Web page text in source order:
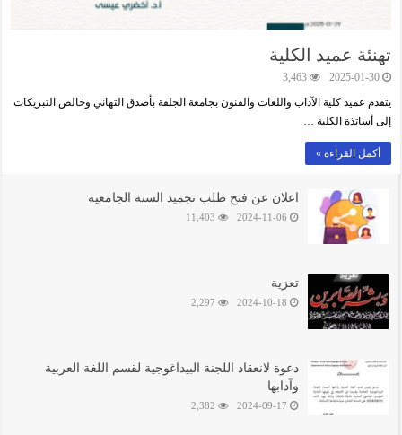
تهنئة عميد الكلية
2025-01-30
3,463
يتقدم عميد كلية الآداب واللغات والفنون بجامعة الجلفة بأصدق التهاني وخالص التبريكات
إلى أساتذة الكلية …
أكمل القراءة »
اعلان عن فتح طلب تجميد السنة الجامعية
2024-11-06
11,403
تعزية
2024-10-18
2,297
دعوة لانعقاد اللجنة البيداغوجية لقسم اللغة العربية
وآدابها
2024-09-17
2,382